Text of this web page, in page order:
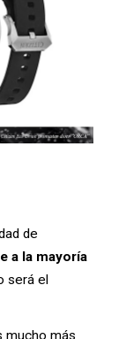
de
a la mayoría
será el
mucho más